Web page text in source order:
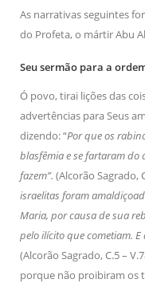
ministro das
República
Na noite da quinta-
Relações Exteriores da
Kharrazi, que
As narrativas seguintes
do Profeta, o mártir Abu
Seu sermão para a
Ó povo, tirai lições das
advertências para Seus
dizendo: “Por que os
blasfêmia e se fartaram do
fazem”. (Alcorão Sagrado,
israelitas foram
Maria, por causa de sua
pelo ilícito que cometiam. E
(Alcorão Sagrado, C.5 –
porque não proibiram os